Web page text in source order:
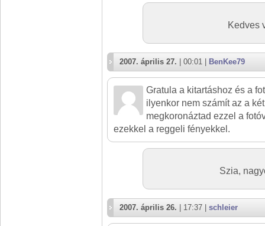
Kedves
2007. április 27. | 00:01 | BenKee79
Gratula a kitartáshoz és a
ilyenkor nem számít az a
megkoronáztad ezzel a
ezekkel a reggeli fényekkel.
Szia,
2007. április 26. | 17:37 | schleier